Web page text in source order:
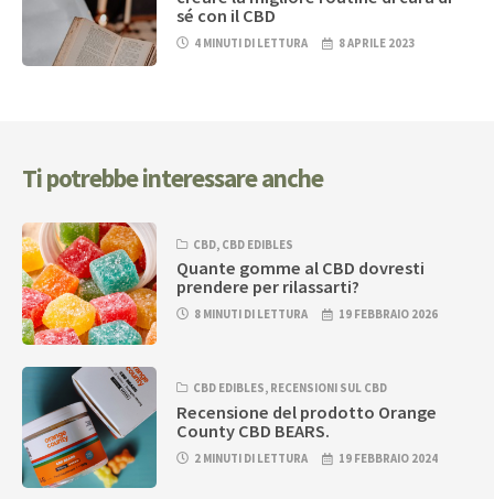
sé con il CBD
4 MINUTI DI LETTURA 8 APRILE 2023
Ti potrebbe interessare anche
CBD, CBD EDIBLES
Quante gomme al CBD dovresti
prendere per rilassarti?
8 MINUTI DI LETTURA 19 FEBBRAIO 2026
CBD EDIBLES, RECENSIONI SUL CBD
Recensione del prodotto Orange
County CBD BEARS.
2 MINUTI DI LETTURA 19 FEBBRAIO 2024